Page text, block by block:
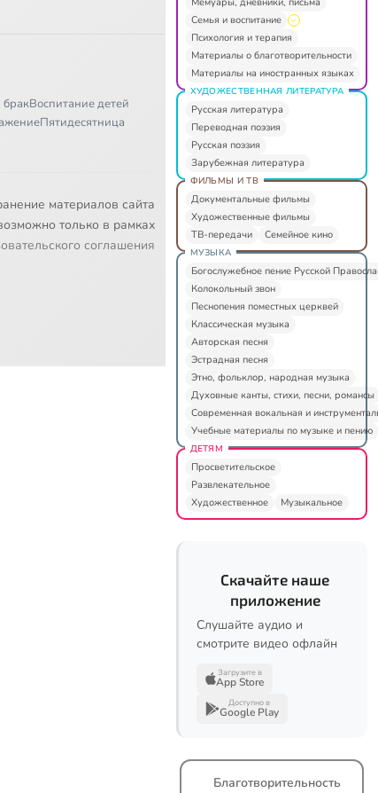
бракВоспитание детей
Пятидесятница
материалов сайта
только в рамках
соглашения
Семья и воспитание
Психология и терапия
Материалы о благотворительности
Материалы на иностранных языках
ХУДОЖЕСТВЕННАЯ ЛИТЕРАТУРА
Русская литература
Переводная поэзия
Русская поэзия
Зарубежная литература
ФИЛЬМЫ И ТВ
Документальные фильмы
Художественные фильмы
ТВ-передачи
Семейное кино
МУЗЫКА
Богослужебное пение Русской
Колокольный звон
Песнопения поместных церквей
Классическая музыка
Авторская песня
Эстрадная песня
Этно, фольклор, народная музыка
Духовные канты, стихи, песни, романсы
Современная вокальная и
Учебные материалы по музыке и пению
ДЕТЯМ
Просветительское
Развлекательное
Художественное
Музыкальное
Скачайте наше
приложение
Слушайте аудио и
смотрите видео офлайн
Загрузите в
App Store
Доступно в
Google Play
Благотворительность